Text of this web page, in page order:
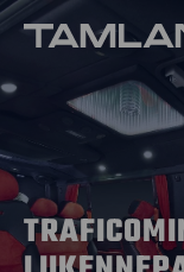
Siirry
sisältöön